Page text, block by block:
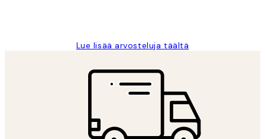
Lue lisää arvosteluja täältä